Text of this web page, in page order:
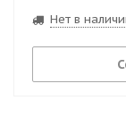
Нет в